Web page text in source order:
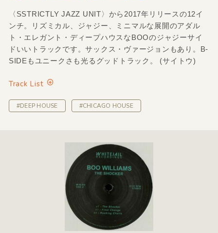
〈SSTRICTLY JAZZ UNIT〉から2017年リリースの12イ
ンチ。リズミカル、ジャジー、ミニマルな展開のアダル
ト・エレガント・ディープハウスなBOOのジャジーサイ
ドいいトラックです。サックス・ヴァージョンもあり。B-
SIDEもユニークさも光るグッドトラック。 (サイトウ)
Track List
#DEEP HOUSE #CHICAGO HOUSE